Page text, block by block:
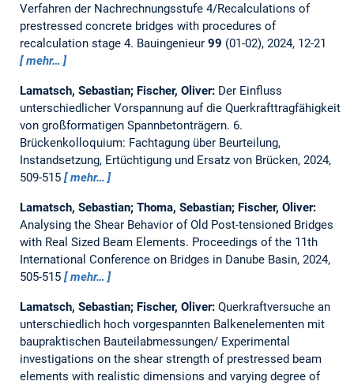
Verfahren der Nachrechnungsstufe 4/Recalculations of
prestressed concrete bridges with procedures of
recalculation stage 4. Bauingenieur 99 (01-02), 2024, 12-21
mehr…
Lamatsch, Sebastian; Fischer, Oliver: Der Einfluss
unterschiedlicher Vorspannung auf die Querkrafttragfähigkeit
von großformatigen Spannbetonträgern. 6.
Brückenkolloquium: Fachtagung über Beurteilung,
Instandsetzung, Ertüchtigung und Ersatz von Brücken, 2024,
509-515
mehr…
Lamatsch, Sebastian; Thoma, Sebastian; Fischer, Oliver:
Analysing the Shear Behavior of Old Post-tensioned Bridges
with Real Sized Beam Elements. Proceedings of the 11th
International Conference on Bridges in Danube Basin, 2024,
505-515
mehr…
Lamatsch, Sebastian; Fischer, Oliver: Querkraftversuche an
unterschiedlich hoch vorgespannten Balkenelementen mit
baupraktischen Bauteilabmessungen/ Experimental
investigations on the shear strength of prestressed beam
elements with realistic dimensions and varying degree of